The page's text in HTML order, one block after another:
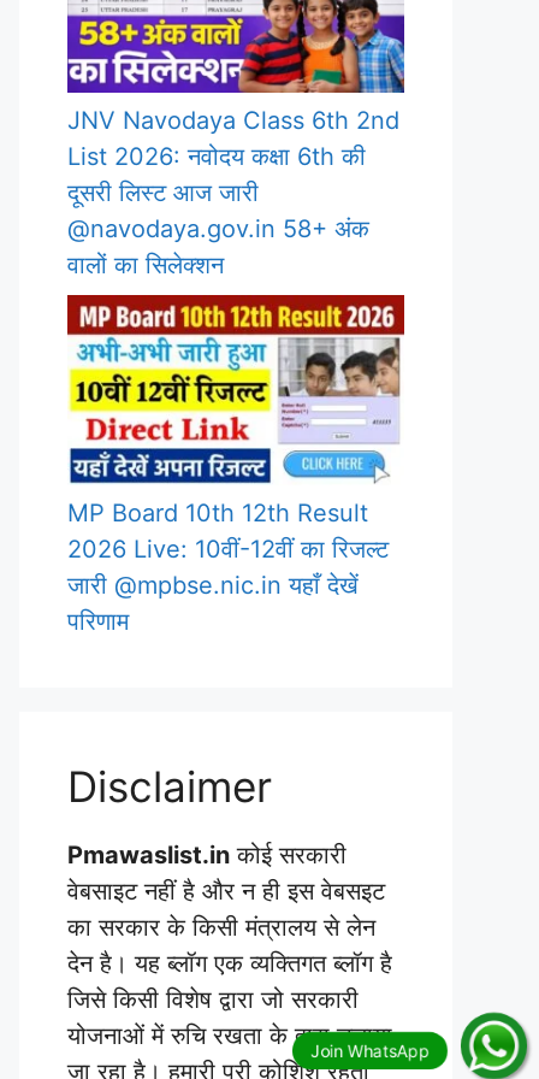
JNV Navodaya Class 6th 2nd
List 2026: नवोदय कक्षा 6th की
दूसरी लिस्ट आज जारी
@navodaya.gov.in 58+ अंक
वालों का सिलेक्शन
MP Board 10th 12th Result
2026 Live: 10वीं-12वीं का रिजल्ट
जारी @mpbse.nic.in यहाँ देखें
परिणाम
Disclaimer
Pmawaslist.in कोई सरकारी
वेबसाइट नहीं है और न ही इस वेबसइट
का सरकार के किसी मंत्रालय से लेन
देन है। यह ब्लॉग एक व्यक्तिगत ब्लॉग है
जिसे किसी विशेष द्वारा जो सरकारी
योजनाओं में रुचि रखता के द्वारा चलाया
जा रहा है। हमारी पूरी कोशिश रहती